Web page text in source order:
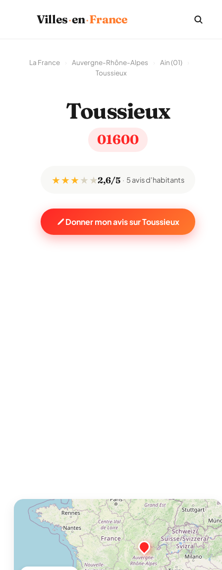
Villes·en·France
La France Auvergne-Rhône-Alpes Ain (01)
Toussieux
Toussieux
01600
★ ★ ★★ ★2,6/5 5 avis d'habitants
Donner mon avis sur Toussieux